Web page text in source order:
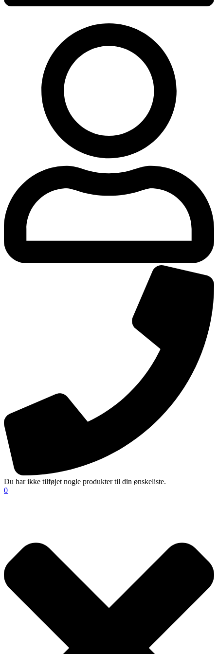
Du har ikke tilføjet nogle produkter til din ønskeliste.
0